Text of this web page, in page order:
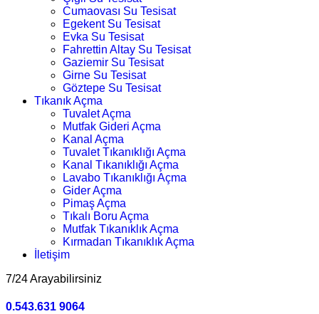
Cumaovası Su Tesisat
Egekent Su Tesisat
Evka Su Tesisat
Fahrettin Altay Su Tesisat
Gaziemir Su Tesisat
Girne Su Tesisat
Göztepe Su Tesisat
Tıkanık Açma
Tuvalet Açma
Mutfak Gideri Açma
Kanal Açma
Tuvalet Tıkanıklığı Açma
Kanal Tıkanıklığı Açma
Lavabo Tıkanıklığı Açma
Gider Açma
Pimaş Açma
Tıkalı Boru Açma
Mutfak Tıkanıklık Açma
Kırmadan Tıkanıklık Açma
İletişim
7/24 Arayabilirsiniz
0.543.631 9064